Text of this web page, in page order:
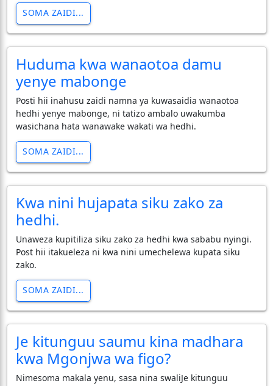
SOMA ZAIDI...
Huduma kwa wanaotoa damu
yenye mabonge
Posti hii inahusu zaidi namna ya kuwasaidia wanaotoa
hedhi yenye mabonge, ni tatizo ambalo uwakumba
wasichana hata wanawake wakati wa hedhi.
SOMA ZAIDI...
Kwa nini hujapata siku zako za
hedhi.
Unaweza kupitiliza siku zako za hedhi kwa sababu nyingi.
Post hii itakueleza ni kwa nini umechelewa kupata siku
zako.
SOMA ZAIDI...
Je kitunguu saumu kina madhara
kwa Mgonjwa wa figo?
Nimesoma makala yenu, sasa nina swaliJe kitunguu